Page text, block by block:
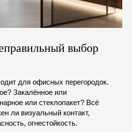
выбор
для офисных перегородок.
Закалённое или
или стеклопакет? Всё
ли визуальный контакт,
огнестойкость.